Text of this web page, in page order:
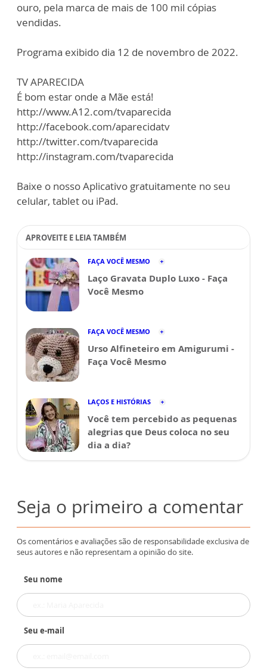
ouro, pela marca de mais de 100 mil cópias
vendidas.
Programa exibido dia 12 de novembro de 2022.
TV APARECIDA
É bom estar onde a Mãe está!
http://www.A12.com/tvaparecida
http://facebook.com/aparecidatv
http://twitter.com/tvaparecida
http://instagram.com/tvaparecida
Baixe o nosso Aplicativo gratuitamente no seu
celular, tablet ou iPad.
APROVEITE E LEIA TAMBÉM
FAÇA VOCÊ MESMO
Laço Gravata Duplo Luxo - Faça
Você Mesmo
FAÇA VOCÊ MESMO
Urso Alfineteiro em Amigurumi -
Faça Você Mesmo
LAÇOS E HISTÓRIAS
Você tem percebido as pequenas
alegrias que Deus coloca no seu
dia a dia?
Seja o primeiro a comentar
Os comentários e avaliações são de responsabilidade exclusiva de
seus autores e não representam a opinião do site.
Seu nome
Seu e-mail